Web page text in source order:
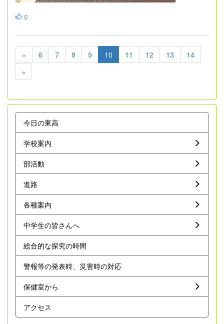
0
« 6 7 8 9 10 11 12 13
14
»
今日の東高
学校案内
部活動
進路
各種案内
中学生の皆さんへ
総合的な探究の時間
警報等の発表時、災害時の対応
保健室から
アクセス